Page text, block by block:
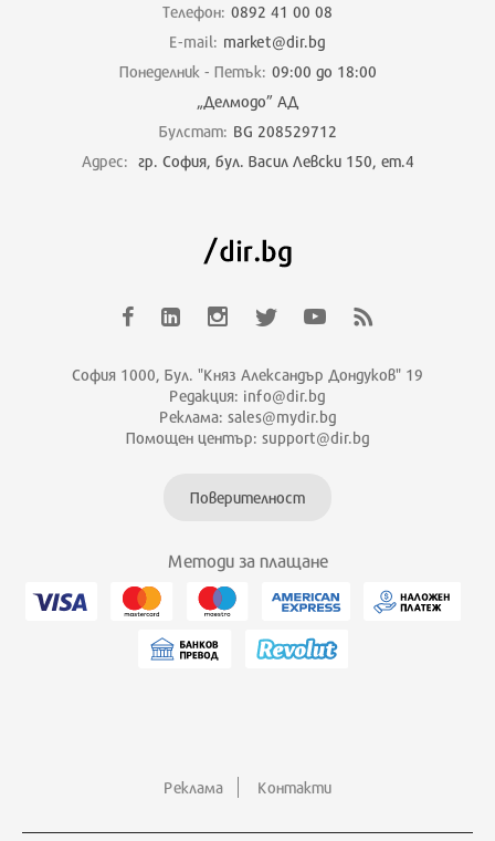
Телефон: 0892 41 00 08
E-mail: market@dir.bg
Понеделник - Петък: 09:00 до 18:00
„Делмодо” АД
Булстат: BG 208529712
Адрес: гр. София, бул. Васил Левски 150, ет.4
София 1000, Бул. "Княз Александър Дондуков" 19
Редакция: info@dir.bg
Реклама: sales@mydir.bg
Помощен център: support@dir.bg
Поверителност
Методи за плащане
Реклама Контакти